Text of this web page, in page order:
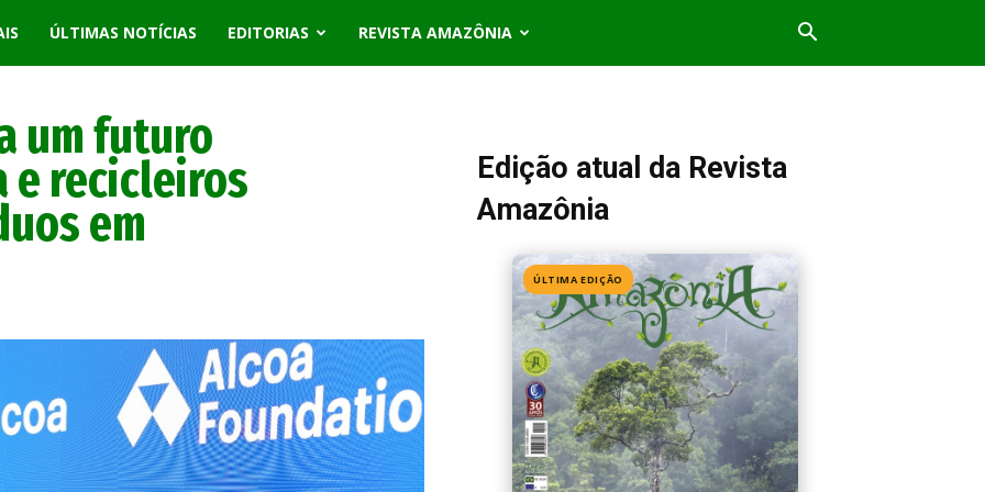
ÚLTIMAS NOTÍCIAS EDITORIAS REVISTA AMAZÔNIA
um futuro
e recicleiros
em
Edição atual da Revista
Amazônia
ÚLTIMA EDIÇÃO